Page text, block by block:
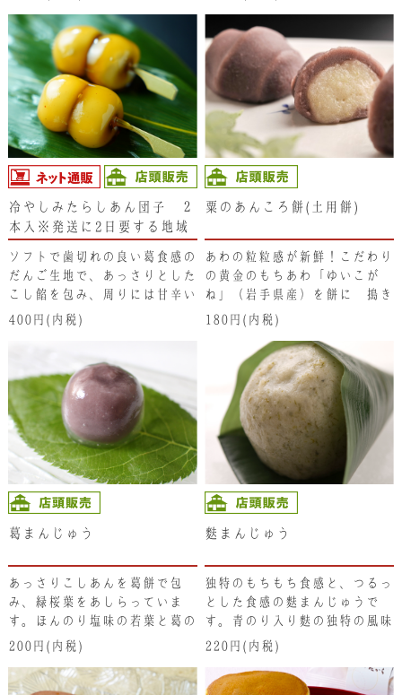
冷やしみたらしあん団子 ２
本入※発送に2日要する地域
県）は注文不可となります。
ご了承ください。
ソフトで歯切れの良い葛食感の
だんご生地で、あっさりとした
こし餡を包み、周りには甘辛い
みたらしのタレを付けていま
400円(内税)
粟のあんころ餅(土用餅)
あわの粒粒感が新鮮！こだわり
の黄金のもちあわ「ゆいこが
ね」（岩手県産）を餅に 搗き
込み柔らかい粟餅に仕上げ、回
りをあっさりとしたこし餡で包
んでいます。古来より夏の土用
に食すると暑気あたりしないと
されており「土用餅」とも呼ば
れています。
180円(内税)
葛まんじゅう
あっさりこしあんを葛餅で包
み、緑桜葉をあしらっていま
す。ほんのり塩味の若葉と葛の
風味をどうぞ。冷やしてお召し
上がりください。
200円(内税)
麩まんじゅう
独特のもちもち食感と、つるっ
とした食感の麩まんじゅうで
す。青のり入り麩の独特の風味
と食感をお楽しみください。
220円(内税)